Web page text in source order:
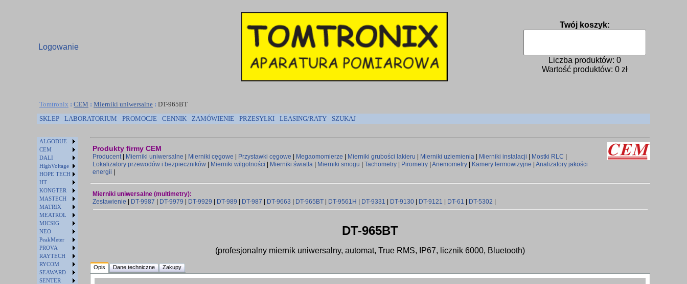
Logowanie
Twój koszyk:
Liczba produktów: 0
Wartość produktów: 0 zł
Tomtronix : CEM : Mierniki uniwersalne : DT-965BT
SKLEP
LABORATORIUM PROMOCJE CENNIK ZAMÓWIENIE PRZESYŁKI LEASING/RATY SZUKAJ
ALGODUE
CEM
DALI
HighVoltage
HOPE TECH
HT
KONGTER
MASTECH
MATRIX
MEATROL
MICSIG
NEO
PeakMeter
PROVA
RAYTECH
RYCOM
SEAWARD
SENTER
Produkty firmy CEM
Producent| Mierniki uniwersalne Mierniki cęgowe Przystawki cęgowe Megaomomierze Mierniki grubości lakieru Mierniki uziemienia Mierniki instalacji Mostki RLC
Lokalizatory przewodów i bezpieczników
Mierniki wilgotności Mierniki światła Mierniki smogu Tachometry Pirometry Anemometry Kamery termowizyjne
Analizatory jakości
energii
Mierniki uniwersalne (multimetry):
Zestawienie
DT-9987 DT-9979 DT-9929 DT-989 DT-987 DT-9663 DT-965BT DT-9561H DT-9331 DT-9130 DT-9121 DT-61 DT-5302
DT-965BT
(profesjonalny miernik uniwersalny, automat, True RMS, IP67, licznik 6000, Bluetooth)
Opis Dane techniczne Zakupy